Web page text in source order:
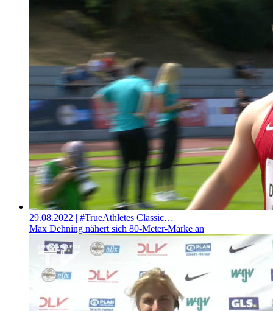
29.08.2022 | #TrueAthletes Classic…
Max Dehning nähert sich 80-Meter-Marke an